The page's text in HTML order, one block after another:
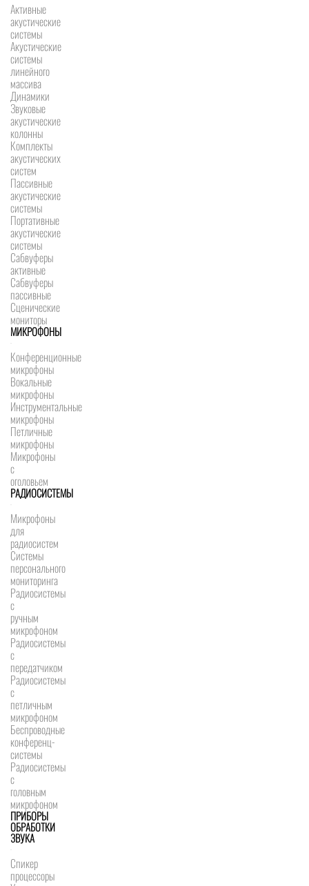
Активные
акустические
системы
Акустические
системы
линейного
массива
Динамики
Звуковые
акустические
колонны
Комплекты
акустических
систем
Пассивные
акустические
системы
Портативные
акустические
системы
Сабвуферы
активные
Сабвуферы
пассивные
Сценические
мониторы
МИКРОФОНЫ
Конференционные
микрофоны
Вокальные
микрофоны
Инструментальные
микрофоны
Петличные
микрофоны
Микрофоны
с
оголовьем
РАДИОСИСТЕМЫ
Микрофоны
для
радиосистем
Системы
персонального
мониторинга
Радиосистемы
c
ручным
микрофоном
Радиосистемы
с
передатчиком
Радиосистемы
с
петличным
микрофоном
Беспроводные
конференц-
системы
Радиосистемы
с
головным
микрофоном
ПРИБОРЫ
ОБРАБОТКИ
ЗВУКА
Спикер
процессоры